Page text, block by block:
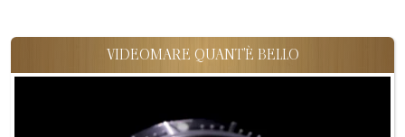
VIDEOMARE QUANT'È BELLO